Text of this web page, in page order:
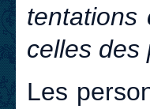
tentations
celles des
Les